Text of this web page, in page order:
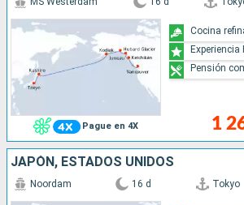
Pague en 4X 1
Cocina
Experiencia
Pensión
JAPÓN, ESTADOS UNIDOS
Noordam 16 d Tokyo